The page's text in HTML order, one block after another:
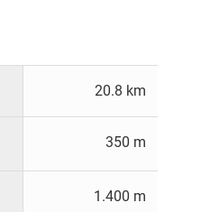
20.8 km
350 m
1.400 m